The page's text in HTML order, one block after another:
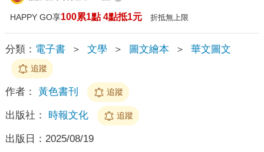
HAPPY GO享100累1點 4點抵1元 折抵無上限
分類： 電子書 ＞ 文學 ＞ 圖文繪本 ＞ 華文圖文
追蹤
作者： 黃色書刊 追蹤
出版社： 時報文化 追蹤
出版日： 2025/08/19